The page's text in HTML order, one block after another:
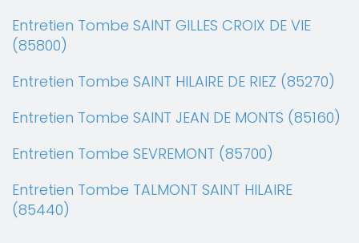
Entretien Tombe SAINT GILLES CROIX DE VIE
(85800)
Entretien Tombe SAINT HILAIRE DE RIEZ (85270)
Entretien Tombe SAINT JEAN DE MONTS (85160)
Entretien Tombe SEVREMONT (85700)
Entretien Tombe TALMONT SAINT HILAIRE
(85440)